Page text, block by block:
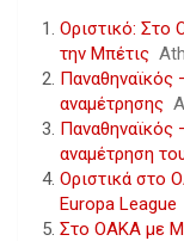
Οριστικό: Στο
την Μπέτις
Παναθηναϊκός
αναμέτρησης
Παναθηναϊκός
αναμέτρηση
Οριστικά στο
Europa League
Στο ΟΑΚΑ με